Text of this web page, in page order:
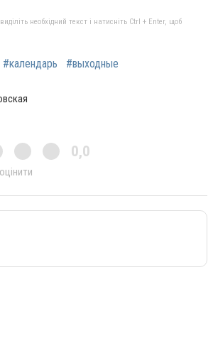
необхідний текст і натисніть Ctrl + Enter, щоб
#календарь #выходные
0,0